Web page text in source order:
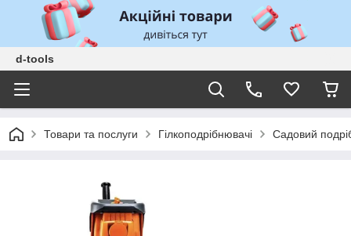
d-tools
Товари та послуги Гілкоподрібнювачі Садовий